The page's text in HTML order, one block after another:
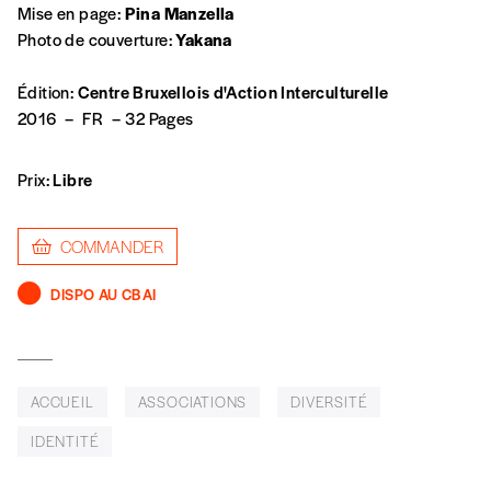
Organisation
TVA
Téléphone
Mise en page:Pina Manzella
Photo de couverture:Yakana
Édition:Centre Bruxellois d'Action Interculturelle
2016 – FR – 32 Pages
Prix:Libre
COMMANDER
DISPO AU CBAI
ACCUEIL ASSOCIATIONS
DIVERSITÉ
IDENTITÉ